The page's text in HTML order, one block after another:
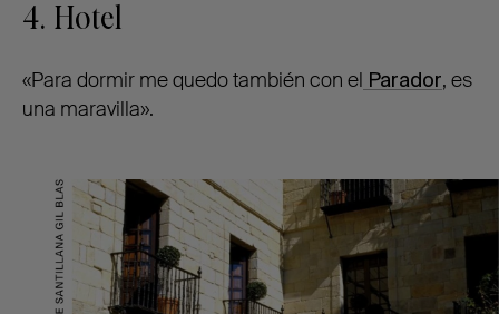
4. Hotel
«Para dormir me quedo también con el Parador, es
una maravilla».